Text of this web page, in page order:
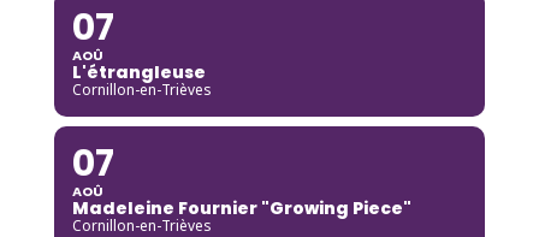
07
AOÛ
L'étrangleuse
Cornillon-en-Trièves
07
AOÛ
Madeleine Fournier "Growing Piece"
Cornillon-en-Trièves